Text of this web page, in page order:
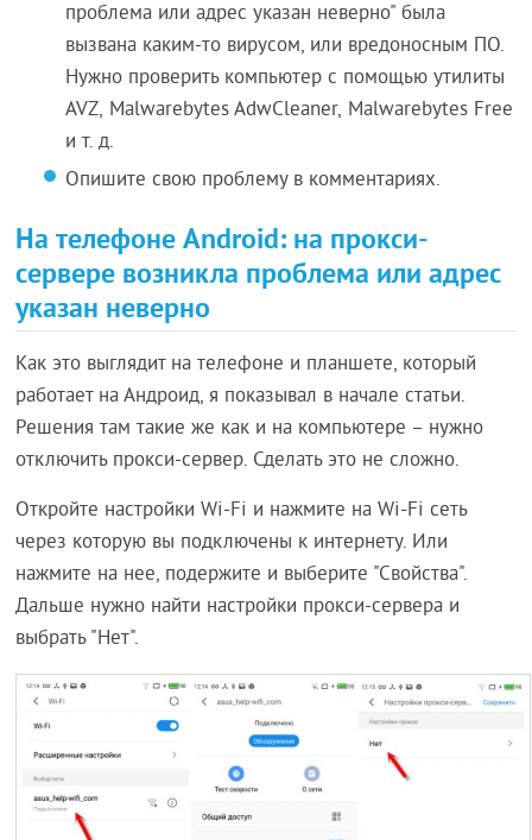
проблема или адрес указан неверно" была
вызвана каким-то вирусом, или вредоносным ПО.
Нужно проверить компьютер с помощью утилиты
AVZ, Malwarebytes AdwCleaner, Malwarebytes Free
и т. д.
Опишите свою проблему в комментариях.
На телефоне Android: на прокси-
сервере возникла проблема или адрес
указан неверно
Как это выглядит на телефоне и планшете, который
работает на Андроид, я показывал в начале статьи.
Решения там такие же как и на компьютере – нужно
отключить прокси-сервер. Сделать это не сложно.
Откройте настройки Wi-Fi и нажмите на Wi-Fi сеть
через которую вы подключены к интернету. Или
нажмите на нее, подержите и выберите "Свойства".
Дальше нужно найти настройки прокси-сервера и
выбрать "Нет".